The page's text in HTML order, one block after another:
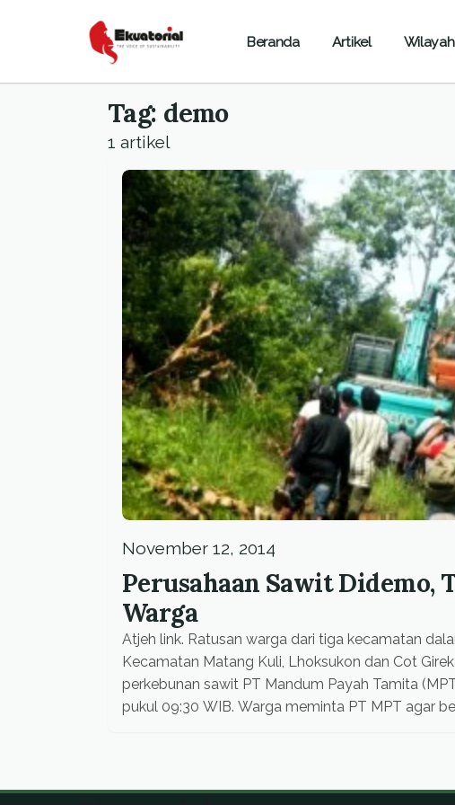
Beranda Artikel Wilayah
Tag: demo
1 artikel
November 12, 2014
Perusahaan Sawit Didemo,
Warga
Atjeh link. Ratusan warga dari tiga kecamatan
Kecamatan Matang Kuli, Lhoksukon dan Cot
perkebunan sawit PT Mandum Payah Tamita
pukul 09:30 WIB. Warga meminta PT MPT agar